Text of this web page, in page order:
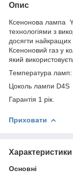
Опис
Ксенонова лампа
технологіями з
досягти найкращих
Ксеноновий газ у
який
Температура
Цоколь лампи D4S
Гарантія 1 рік.
Приховати
Характеристики
Основні